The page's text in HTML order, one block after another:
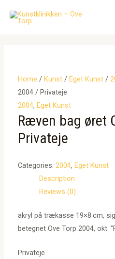
Home /Kunst /Eget Kunst /
2004 / Privateje
2004,Eget Kunst
Ræven bag øret
Privateje
Categories:2004,Eget Kunst
Description
Reviews (0)
akryl på trækasse 19×8.cm,
betegnet Ove Torp 2004, okt.
Privateje